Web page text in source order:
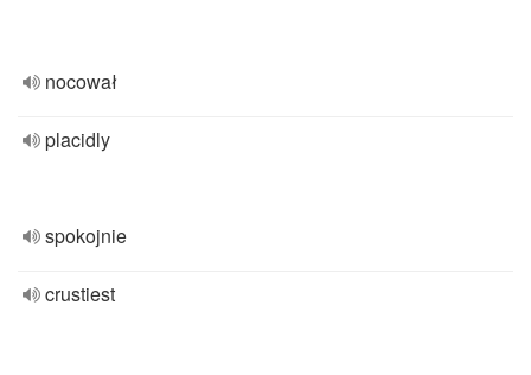
nocował
placidly
spokojnie
crustiest